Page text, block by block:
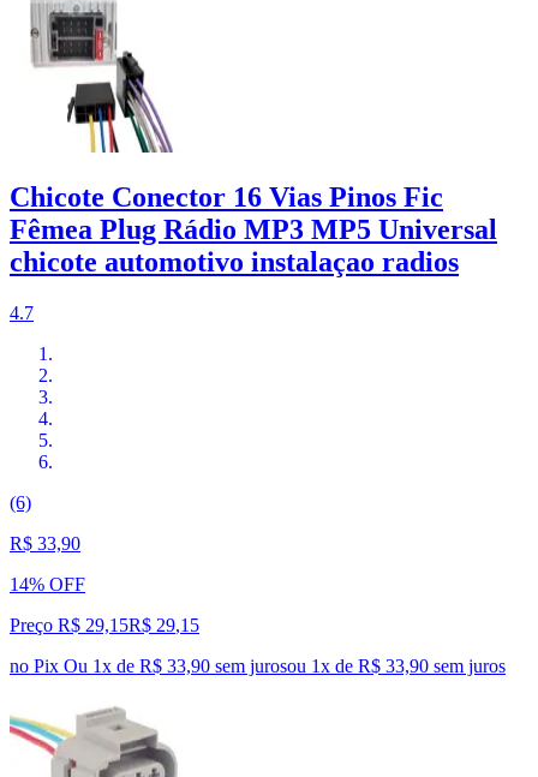
Chicote Conector 16 Vias Pinos Fic
Fêmea Plug Rádio MP3 MP5 Universal
chicote automotivo instalaçao radios
4.7
(6)
R$ 33,90
14% OFF
Preço R$ 29,15R$ 29,15
no Pix Ou 1x de R$ 33,90 sem jurosou 1x de R$ 33,90 sem juros